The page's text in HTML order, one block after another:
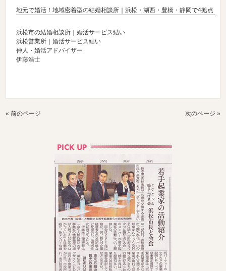
地元で婚活！地域密着型の結婚相談所｜浜松・湖西・豊橋・静岡で4拠点
浜松市の結婚相談所｜婚活サービス結い
浜松営業所｜婚活サービス結い
仲人・婚活アドバイザー
伊藤浩士
« 前のページ 次のページ »